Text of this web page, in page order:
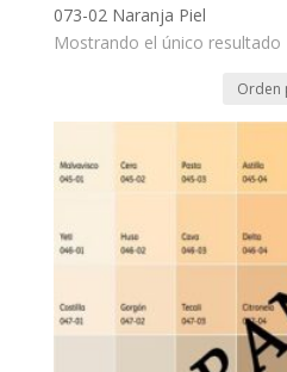
073-02 Naranja Piel
Mostrando el único resultado